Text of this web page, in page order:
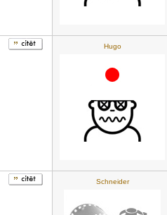
Hugo
Schneider